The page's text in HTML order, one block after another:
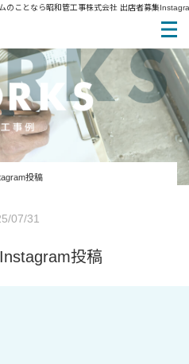
ことなら昭和管工事株式会社 出店者募集
投稿
07/31
投稿